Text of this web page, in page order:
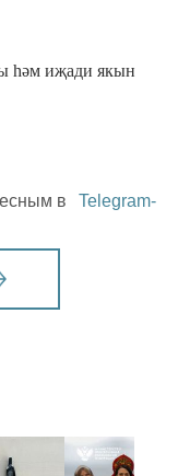
һәм иҗади якын
в
Telegram-